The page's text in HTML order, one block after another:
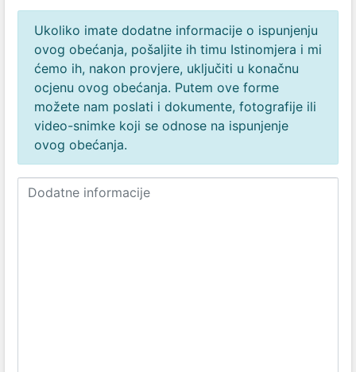
Ukoliko imate dodatne informacije o ispunjenju
ovog obećanja, pošaljite ih timu Istinomjera i mi
ćemo ih, nakon provjere, uključiti u konačnu
ocjenu ovog obećanja. Putem ove forme
možete nam poslati i dokumente, fotografije ili
video-snimke koji se odnose na ispunjenje
ovog obećanja.